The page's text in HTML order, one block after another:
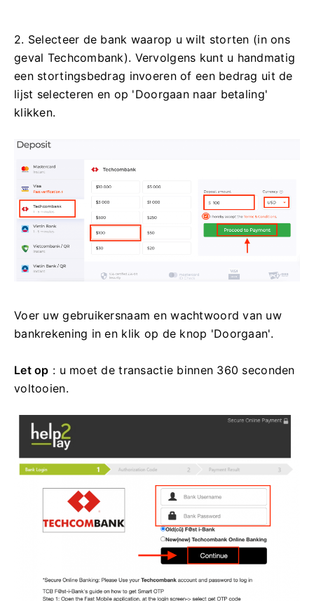
2. Selecteer de bank waarop u wilt storten (in ons
geval Techcombank). Vervolgens kunt u handmatig
een stortingsbedrag invoeren of een bedrag uit de
lijst selecteren en op 'Doorgaan naar betaling'
klikken.
Voer uw gebruikersnaam en wachtwoord van uw
bankrekening in en klik op de knop 'Doorgaan'.
Let op : u moet de transactie binnen 360 seconden
voltooien.